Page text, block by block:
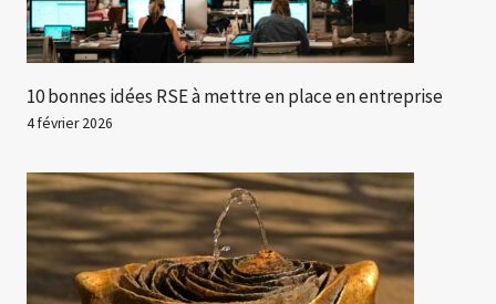
10 bonnes idées RSE à mettre en place en entreprise
4 février 2026